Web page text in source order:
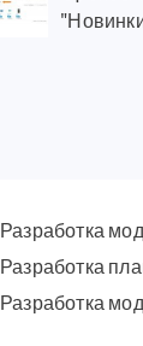
Разработка
Разработка
Разработка